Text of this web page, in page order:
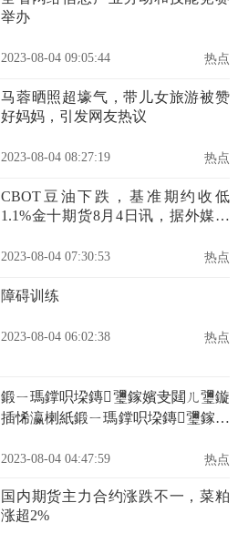
举办
2023-08-04 09:05:44 热点
马蓉晒照超壕气，带儿女旅游被赞
好妈妈，引发网友热议
2023-08-04 08:27:19 热点
CBOT豆油下跌，基准期约收低
1.1%金十期货8月4日讯，据外媒报
（CBOT）豆油期货市场收盘下
原因是中西部的降雨改善，马来西
2023-08-04 07:30:53 热点
障碍训练
2023-08-04 06:02:38 热点
鍛ㄧ瑪鐣呮垜鏄瓕鎵嬪叏閮ㄦ瓕鏇
插悕瀛楋紙鍛ㄧ瑪鐣呮垜鏄瓕鎵嬪
2023-08-04 04:47:59 热点
国内期货主力合约涨跌不一，菜粕
涨超2%